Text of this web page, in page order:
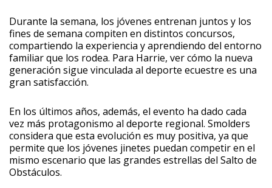
Durante la semana, los jóvenes entrenan juntos y los
fines de semana compiten en distintos concursos,
compartiendo la experiencia y aprendiendo del entorno
familiar que los rodea. Para Harrie, ver cómo la nueva
generación sigue vinculada al deporte ecuestre es una
gran satisfacción.
En los últimos años, además, el evento ha dado cada
vez más protagonismo al deporte regional. Smolders
considera que esta evolución es muy positiva, ya que
permite que los jóvenes jinetes puedan competir en el
mismo escenario que las grandes estrellas del Salto de
Obstáculos.